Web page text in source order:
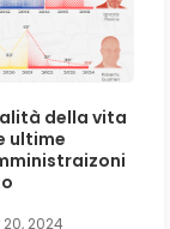
della vita
ultime
2024